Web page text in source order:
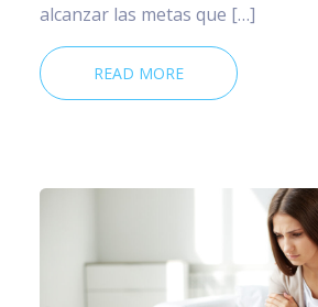
alcanzar las metas que […]
READ MORE